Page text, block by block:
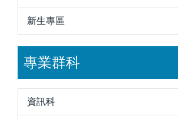
新生專區
專業群科
資訊科